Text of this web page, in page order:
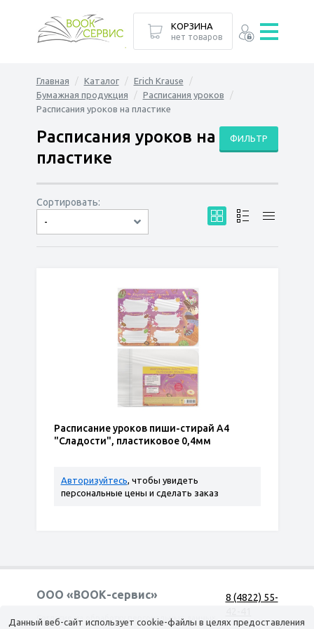
Главная Каталог
Erich Krause
Бумажная продукция
Расписания уроков
Расписания уроков на пластике
ФИЛЬТР
Расписания уроков на
пластике
Сортировать:
-
по дате
по популярности
сначала дешёвые
сначала дорогие
Расписание уроков пиши-стирай А4
"Сладости", пластиковое 0,4мм
Авторизуйтесь, чтобы увидеть
персональные цены и сделать заказ
КОРЗИНА
нет товаров
ООО «ВООК-сервис»
Согласие на обработку персональных данных
8 (4822) 55-
Данный веб-сайт использует cookie-файлы в целях предоставления